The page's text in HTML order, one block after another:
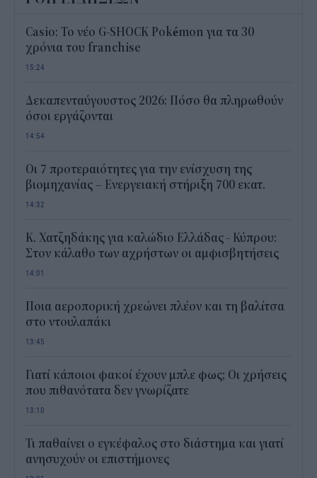
Casio: Το νέο G-SHOCK Pokémon για τα 30
χρόνια του franchise
15:24
Δεκαπενταύγουστος 2026: Πόσο θα πληρωθούν
όσοι εργάζονται
14:54
Οι 7 προτεραιότητες για την ενίσχυση της
βιομηχανίας – Ενεργειακή στήριξη 700 εκατ.
14:32
Κ. Χατζηδάκης για καλώδιο Ελλάδας - Κύπρου:
Στον κάλαθο των αχρήστων οι αμφισβητήσεις
14:01
Ποια αεροπορική χρεώνει πλέον και τη βαλίτσα
στο ντουλαπάκι
13:45
Γιατί κάποιοι φακοί έχουν μπλε φως; Οι χρήσεις
που πιθανότατα δεν γνωρίζατε
13:10
Τι παθαίνει ο εγκέφαλος στο διάστημα και γιατί
ανησυχούν οι επιστήμονες